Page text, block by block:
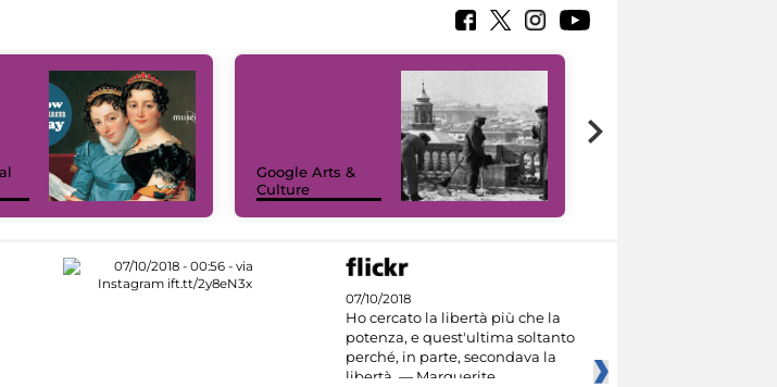
Google Arts &
Culture
07/10/2018
Ho cercato la libertà più che la
potenza, e quest'ultima soltanto
perché, in parte, secondava la
libertà. — Marguerite